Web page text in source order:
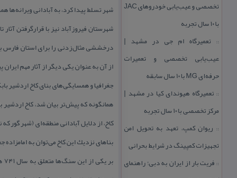
تخصصی و عیب‌یابی خودروهای JAC
با ۱۰ سال تجربه
:: تعمیرگاه ام جی در مشهد |
عیب‌یابی تخصصی و تعمیرات
حرفه‌ای MG با ۱۰ سال سابقه
:: تعمیرگاه هیوندای كیا در مشهد |
مركز تخصصی با ۱۰ سال تجربه
:: ریوان كمپ، تعهد به تحویل امن
تجهیزات كمپینگ در شرایط بحرانی
:: فریت بار از ایران به دبی؛ راهنمای
شهر تسلط پیدا كرد، به آبادانی
شهرستان فیروزآباد نیز با قرارگرفتن
درخششی مثال‌زدنی را برای استان فارس
از آن به عنوان یكی دیگر از آثار مهم ایران
جغرافیا و همسایگی‌های بنای كاخ اردشیر
كاخ، از دلایل آبادانی منطقه‌ای (شهر گور
بناهای نزدیك این كاخ می‌توان به